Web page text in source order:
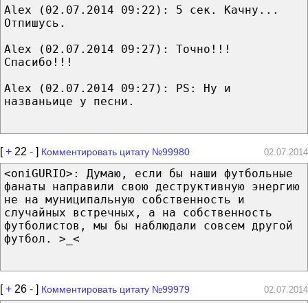
Alex (02.07.2014 09:22): 5 сек. Качну...
Отпишусь.
Alex (02.07.2014 09:27): Точно!!!
Спасибо!!!
Alex (02.07.2014 09:27): PS: Ну и
названьице у песни.
[+ 22 - ] Комментировать цитату №99980 02.07.2014
<oniGURIO>: Думаю, если бы наши футбольные
фанаты направили свою деструктивную энергию
не на муниципальную собственность и
случайных встречных, а на собственность
футболистов, мы бы наблюдали совсем другой
футбол. >_<
[+ 26 - ] Комментировать цитату №99979 02.07.2014